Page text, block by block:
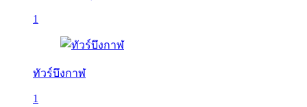
1
ทัวร์บึงกาฬ
1